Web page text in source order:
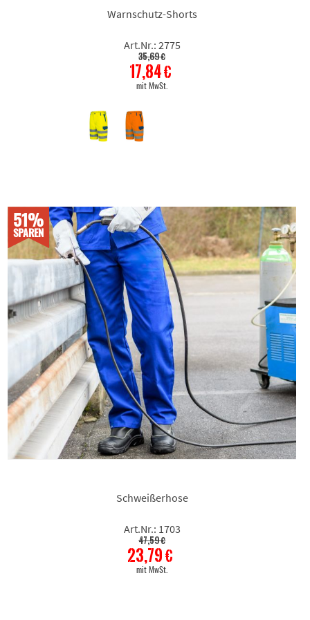
Warnschutz-Shorts
Art.Nr.: 2775
35,69 €
17,84 €
mit MwSt.
51%
SPAREN
Schweißerhose
Art.Nr.: 1703
47,59 €
23,79 €
mit MwSt.